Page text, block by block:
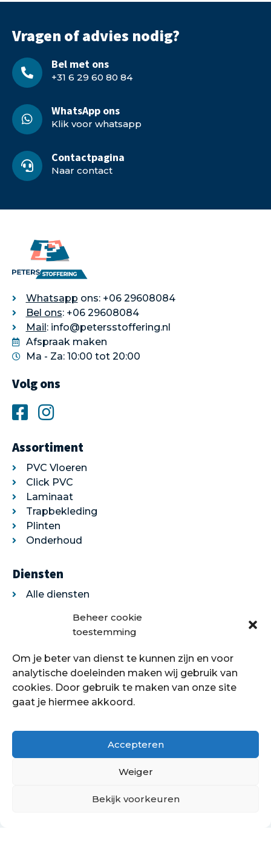
Beheer cookie
toestemming
Om je beter van dienst te kunnen zijn en voor
analytische doeleinden maken wij gebruik van
cookies. Door gebruik te maken van onze site
gaat je hiermee akkoord.
Accepteren
Weiger
Bekijk voorkeuren
Vragen of advies nodig?
Bel met ons
+31 6 29 60 80 84
WhatsApp ons
Klik voor whatsapp
Contactpagina
Naar contact
Whatsapp ons: +06 29608084
Bel ons: +06 29608084
Mail: info@petersstoffering.nl
Afspraak maken
Ma - Za: 10:00 tot 20:00
Volg ons
Assortiment
PVC Vloeren
Click PVC
Laminaat
Trapbekleding
Plinten
Onderhoud
Diensten
Alle diensten
Egaliseren
Traprenovatie
Over ons
Over ons
Showroom
Offerte aanvragen
Copyright © 2021 - 2022 Petersstoffering | KVK:
Hoe kan ik je helpen?